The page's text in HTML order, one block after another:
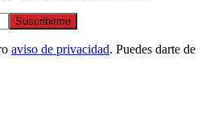
Suscribirme
aviso de privacidad. Puedes darte de